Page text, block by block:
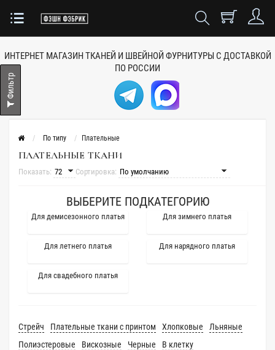
ИНТЕРНЕТ МАГАЗИН ТКАНЕЙ И ШВЕЙНОЙ ФУРНИТУРЫ С ДОСТАВКОЙ
ПО РОССИИ
По типу Плательные
ПЛАТЕЛЬНЫЕ ТКАНИ
Показать: Сортировка:
ВЫБЕРИТЕ ПОДКАТЕГОРИЮ
Для демисезонного платья Для зимнего платья
Для летнего платья Для нарядного платья
Для свадебного платья
Стрейч Плательные ткани с принтом Хлопковые
Льняные
Полиэстеровые
Вискозные Черные В клетку
Фильтр